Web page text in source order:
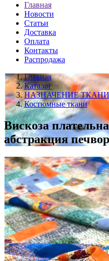
Главная
Новости
Статьи
Доставка
Оплата
Контакты
Распродажа
Главная
Каталог
НАЗНАЧЕНИЕ ТКАНИ
Костюмные ткани
Вискоза
абстракция